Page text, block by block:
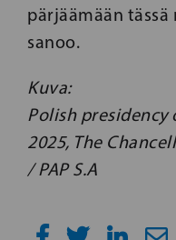
pärjäämään
sanoo.
Kuva:
Polish presidency
2025, The
/ PAP S.A